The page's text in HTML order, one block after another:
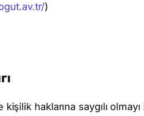
)
haklarına saygılı